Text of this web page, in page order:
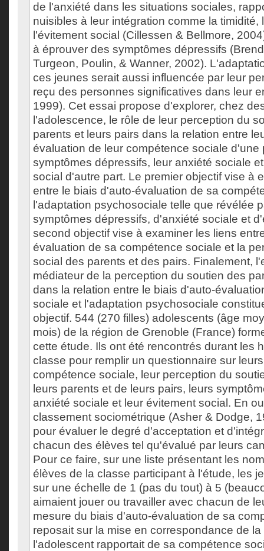
de l'anxiété dans les situations sociales,
nuisibles à leur intégration comme la timidité,
l'évitement social (Cillessen & Bellmore,
à éprouver des symptômes dépressifs
Turgeon, Poulin, & Wanner, 2002).
ces jeunes serait aussi influencée par leur
reçu des personnes significatives dans leur
1999). Cet essai propose d'explorer, chez
l'adolescence, le rôle de leur perception du
parents et leurs pairs dans la relation entre
évaluation de leur compétence sociale d'une
symptômes dépressifs, leur anxiété sociale
social d'autre part. Le premier objectif vise à
entre le biais d'auto-évaluation de sa
l'adaptation psychosociale telle que révélée
symptômes dépressifs, d'anxiété sociale et
second objectif vise à examiner les liens
évaluation de sa compétence sociale et la
social des parents et des pairs. Finalement,
médiateur de la perception du soutien des
dans la relation entre le biais d'auto-
sociale et l'adaptation psychosociale
objectif. 544 (270 filles) adolescents (âge
mois) de la région de Grenoble (France)
cette étude. Ils ont été rencontrés durant les
classe pour remplir un questionnaire sur
compétence sociale, leur perception du
leurs parents et de leurs pairs, leurs
anxiété sociale et leur évitement social. En
classement sociométrique (Asher & Dodge,
pour évaluer le degré d'acceptation et
chacun des élèves tel qu'évalué par leurs
Pour ce faire, sur une liste présentant les
élèves de la classe participant à l'étude, les
sur une échelle de 1 (pas du tout) à 5
aimaient jouer ou travailler avec chacun de
mesure du biais d'auto-évaluation de sa
reposait sur la mise en correspondance de
l'adolescent rapportait de sa compétence